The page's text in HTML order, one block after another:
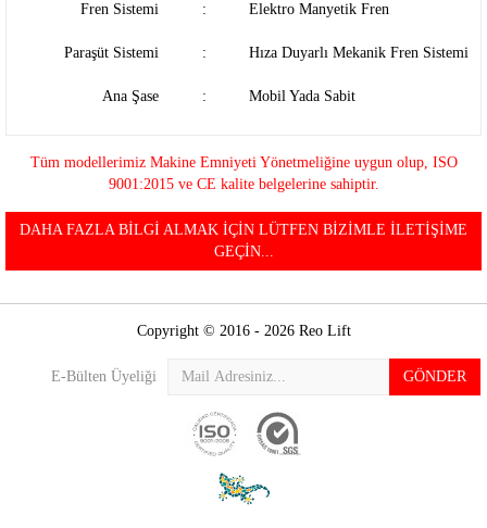
Fren Sistemi : Elektro Manyetik Fren
Paraşüt Sistemi : Hıza Duyarlı Mekanik Fren Sistemi
Ana Şase : Mobil Yada Sabit
Tüm modellerimiz Makine Emniyeti Yönetmeliğine uygun olup, ISO
9001:2015 ve CE kalite belgelerine sahiptir.
DAHA FAZLA BİLGİ ALMAK İÇİN LÜTFEN BİZİMLE İLETİŞİME
GEÇİN...
Copyright © 2016 - 2026 Reo Lift
E-Bülten Üyeliği GÖNDER